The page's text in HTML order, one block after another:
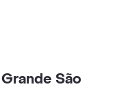
0001-25.
São